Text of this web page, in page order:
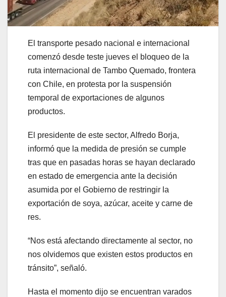
El transporte pesado nacional e internacional
comenzó desde teste jueves el bloqueo de la
ruta internacional de Tambo Quemado, frontera
con Chile, en protesta por la suspensión
temporal de exportaciones de algunos
productos.
El presidente de este sector, Alfredo Borja,
informó que la medida de presión se cumple
tras que en pasadas horas se hayan declarado
en estado de emergencia ante la decisión
asumida por el Gobierno de restringir la
exportación de soya, azúcar, aceite y carne de
res.
“Nos está afectando directamente al sector, no
nos olvidemos que existen estos productos en
tránsito”, señaló.
Hasta el momento dijo se encuentran varados